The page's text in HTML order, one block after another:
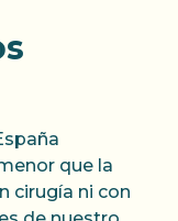
que la
cirugía ni con